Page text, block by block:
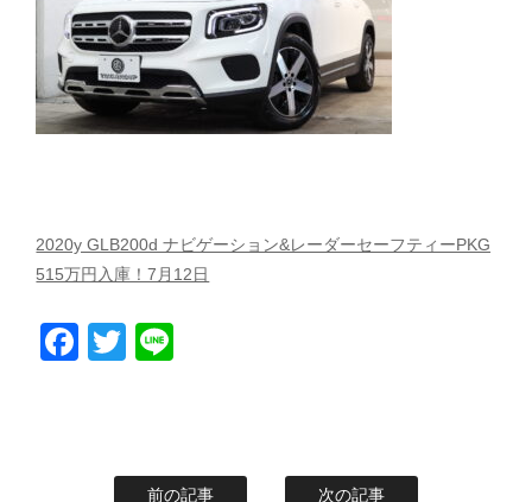
スタッフblog 納車blog
ホーム T.U.C.GROUP
2020y GLB200d ナビゲーション&レーダーセーフティーPKG
515万円入庫！7月12日
Facebook
Twitter
前の記事 次の記事